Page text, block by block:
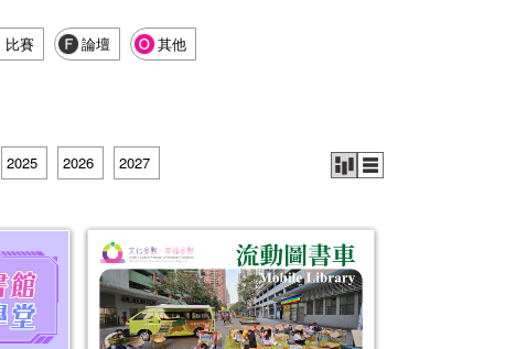
比賽 論壇 其他
2025 2026 2027